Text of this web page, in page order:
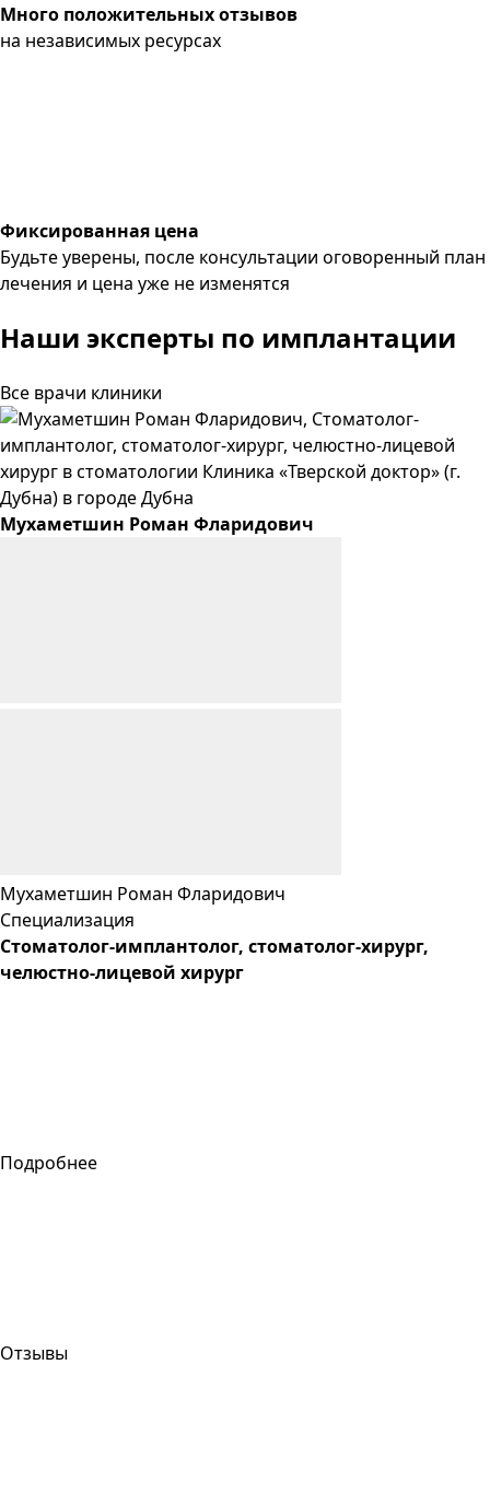
Много положительных отзывов
на независимых ресурсах
Фиксированная цена
Будьте уверены, после консультации оговоренный план
лечения и цена уже не изменятся
Наши эксперты по имплантации
Все врачи клиники
Мухаметшин Роман Фларидович
Мухаметшин Роман Фларидович
Специализация
Cтоматолог-имплантолог, стоматолог-хирург,
челюстно-лицевой хирург
Подробнее
Отзывы